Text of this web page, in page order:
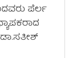
ಪೆರ್ಲ